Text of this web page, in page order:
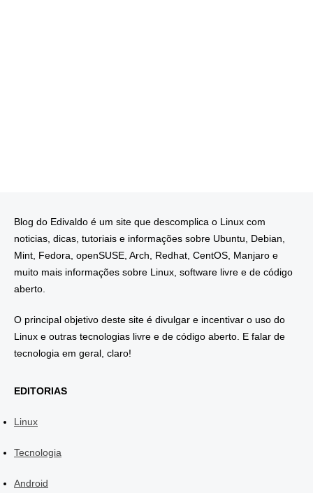
Blog do Edivaldo é um site que descomplica o Linux com
noticias, dicas, tutoriais e informações sobre Ubuntu, Debian,
Mint, Fedora, openSUSE, Arch, Redhat, CentOS, Manjaro e
muito mais informações sobre Linux, software livre e de código
aberto.
O principal objetivo deste site é divulgar e incentivar o uso do
Linux e outras tecnologias livre e de código aberto. E falar de
tecnologia em geral, claro!
EDITORIAS
Linux
Tecnologia
Android